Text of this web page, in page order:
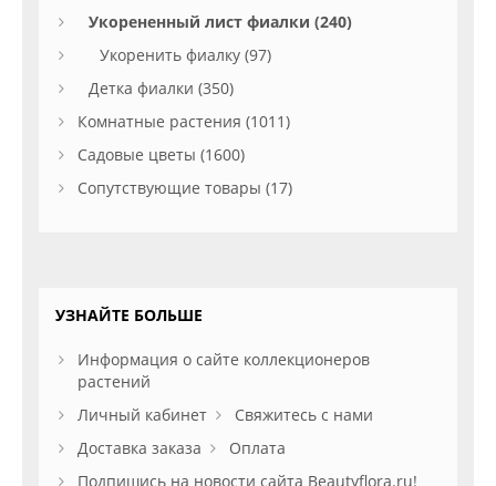
Укорененный лист фиалки (240)
Укоренить фиалку (97)
Детка фиалки (350)
Комнатные растения (1011)
Садовые цветы (1600)
Сопутствующие товары (17)
УЗНАЙТЕ БОЛЬШЕ
Информация о сайте коллекционеров
растений
Личный кабинет
Свяжитесь с нами
Доставка заказа
Оплата
Подпишись на новости сайта Beautyflora.ru!